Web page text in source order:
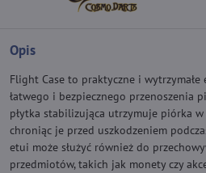
Opis
Flight Case to praktyczne i
łatwego i bezpiecznego przenoszenia
płytka stabilizująca utrzymuje piórka
chroniąc je przed uszkodzeniem
etui może służyć również do
przedmiotów, takich jak monety czy